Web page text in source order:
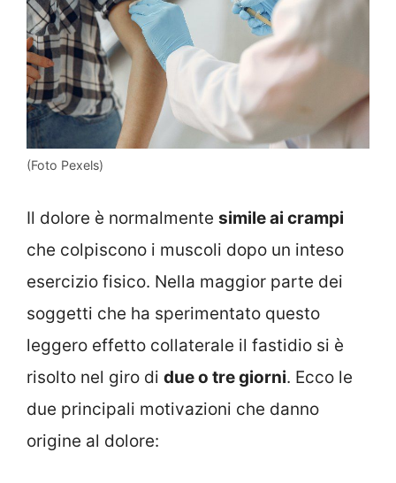
(Foto Pexels)
Il dolore è normalmente simile ai crampi
che colpiscono i muscoli dopo un inteso
esercizio fisico. Nella maggior parte dei
soggetti che ha sperimentato questo
leggero effetto collaterale il fastidio si è
risolto nel giro di due o tre giorni. Ecco le
due principali motivazioni che danno
origine al dolore: